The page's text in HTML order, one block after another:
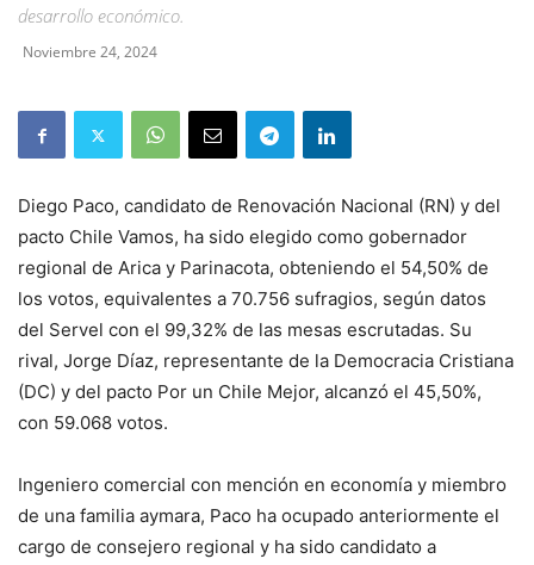
desarrollo económico.
Noviembre 24, 2024
Diego Paco, candidato de Renovación Nacional (RN) y del
pacto Chile Vamos, ha sido elegido como gobernador
regional de Arica y Parinacota, obteniendo el 54,50% de
los votos, equivalentes a 70.756 sufragios, según datos
del Servel con el 99,32% de las mesas escrutadas. Su
rival, Jorge Díaz, representante de la Democracia Cristiana
(DC) y del pacto Por un Chile Mejor, alcanzó el 45,50%,
con 59.068 votos.
Ingeniero comercial con mención en economía y miembro
de una familia aymara, Paco ha ocupado anteriormente el
cargo de consejero regional y ha sido candidato a